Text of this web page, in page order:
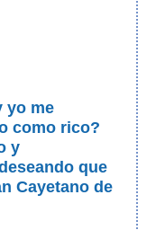
yo me
como rico?
y
que
Cayetano de